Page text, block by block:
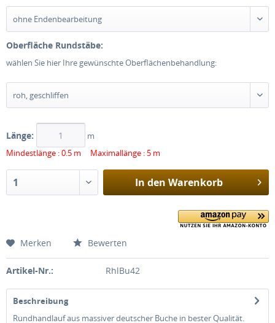
Oberfläche Rundstäbe:
wählen Sie hier Ihre gewünschte Oberflächenbehandlung:
Länge:
m
Mindestlänge : 0.5 m Maximallänge : 5 m
In den Warenkorb
Merken Bewerten
Artikel-Nr.: RhlBu42
Beschreibung
Rundhandlauf aus massiver deutscher Buche in bester Qualität.